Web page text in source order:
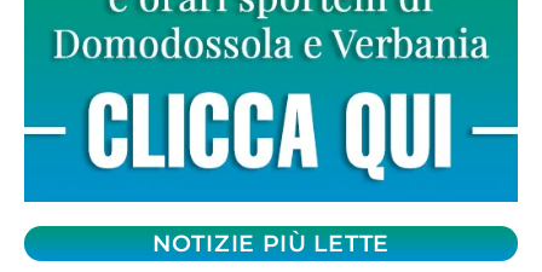
NOTIZIE PIÙ LETTE